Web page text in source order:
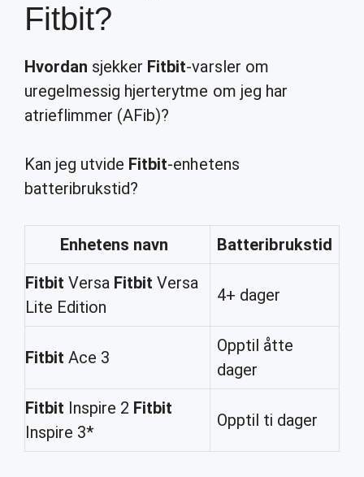
Fitbit?
Hvordan sjekker Fitbit-varsler om
uregelmessig hjerterytme om jeg har
atrieflimmer (AFib)?
Kan jeg utvide Fitbit-enhetens
batteribrukstid?
Enhetens navn
Batteribrukstid
Fitbit Versa Fitbit Versa
Lite Edition
4+ dager
Fitbit Ace 3
Opptil åtte
dager
Fitbit Inspire 2 Fitbit
Inspire 3*
Opptil ti dager